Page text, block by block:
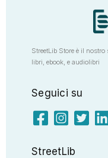
StreetLib Store è il
libri, ebook, e audiolibri
Seguici su
StreetLib